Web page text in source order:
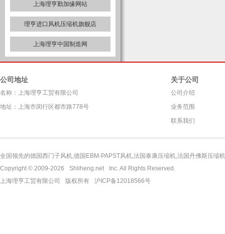
上海理亨勤加缘网站
理亨进口风机压缩机旗舰店
上海理亨中国制造网
公司地址
名称：上海理亨工贸有限公司
地址：上海市闵行区都市路778号
关于公司
公司介绍
业务范围
联系我们
全国领先的德国西门子风机,德国EBM-PAPST风机,法国泰康压缩机,法国丹佛斯压缩
Copyright © 2009-2026
Shliheng.net
Inc. All Rights Reserved.
上海理亨工贸有限公司
版权所有 沪ICP备12018566号